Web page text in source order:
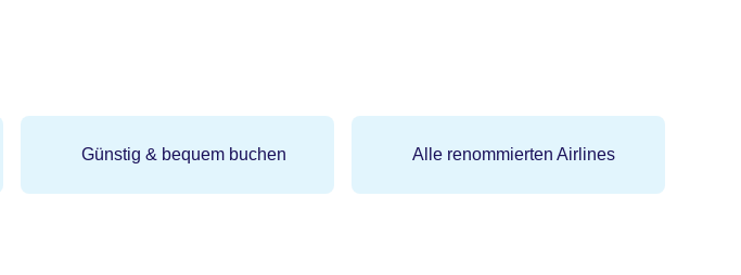
Günstig & bequem buchen Alle renommierten Airlines